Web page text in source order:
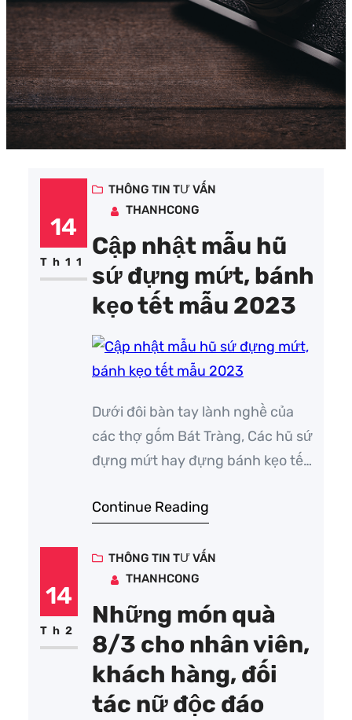
14
Th11
THÔNG TIN TƯ VẤN
THANHCONG
Cập nhật mẫu hũ
sứ đựng mứt, bánh
kẹo tết mẫu 2023
Dưới đôi bàn tay lành nghề của
các thợ gốm Bát Tràng, Các hũ sứ
đựng mứt hay đựng bánh kẹo tết
Cùng Truyền Thông Thành Công
phục vụ tết 2023. Các sản phẩm
hũ mứt, hũ đựng bánh kẹo được…
Continue Reading
14
Th2
THÔNG TIN TƯ VẤN
THANHCONG
Những món quà
8/3 cho nhân viên,
khách hàng, đối
tác nữ độc đáo